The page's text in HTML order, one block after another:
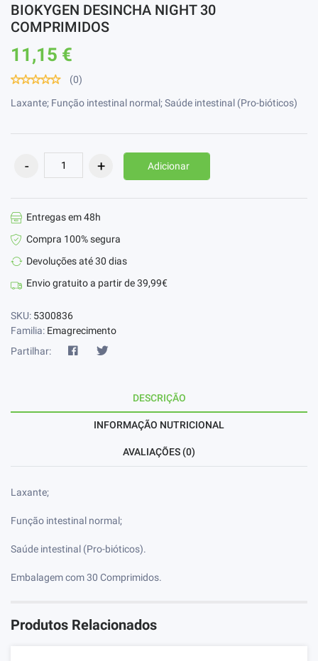
BIOKYGEN DESINCHA NIGHT 30
COMPRIMIDOS
11,15 €
(0)
Laxante; Função intestinal normal; Saúde intestinal (Pro-bióticos)
Adicionar
Entregas em 48h
Compra 100% segura
Devoluções até 30 dias
Envio gratuito a partir de 39,99€
SKU: 5300836
Familia: Emagrecimento
Partilhar:
DESCRIÇÃO
INFORMAÇÃO NUTRICIONAL
AVALIAÇÕES (0)
Laxante;
Função intestinal normal;
Saúde intestinal (Pro-bióticos).
Embalagem com 30 Comprimidos.
Produtos Relacionados